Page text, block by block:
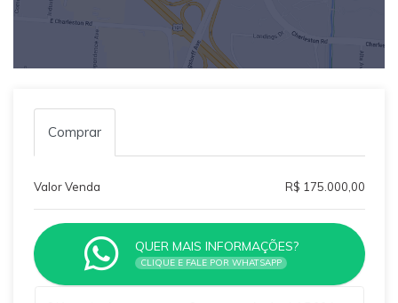
Comprar
Valor Venda R$ 175.000,00
QUER MAIS INFORMAÇÕES?
CLIQUE E FALE POR WHATSAPP